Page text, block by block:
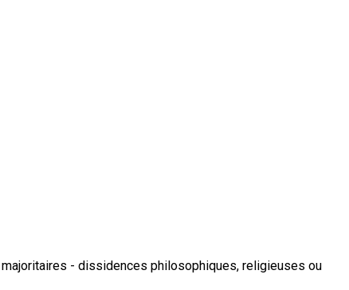
- dissidences philosophiques, religieuses ou